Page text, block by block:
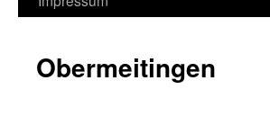
Obermeitingen